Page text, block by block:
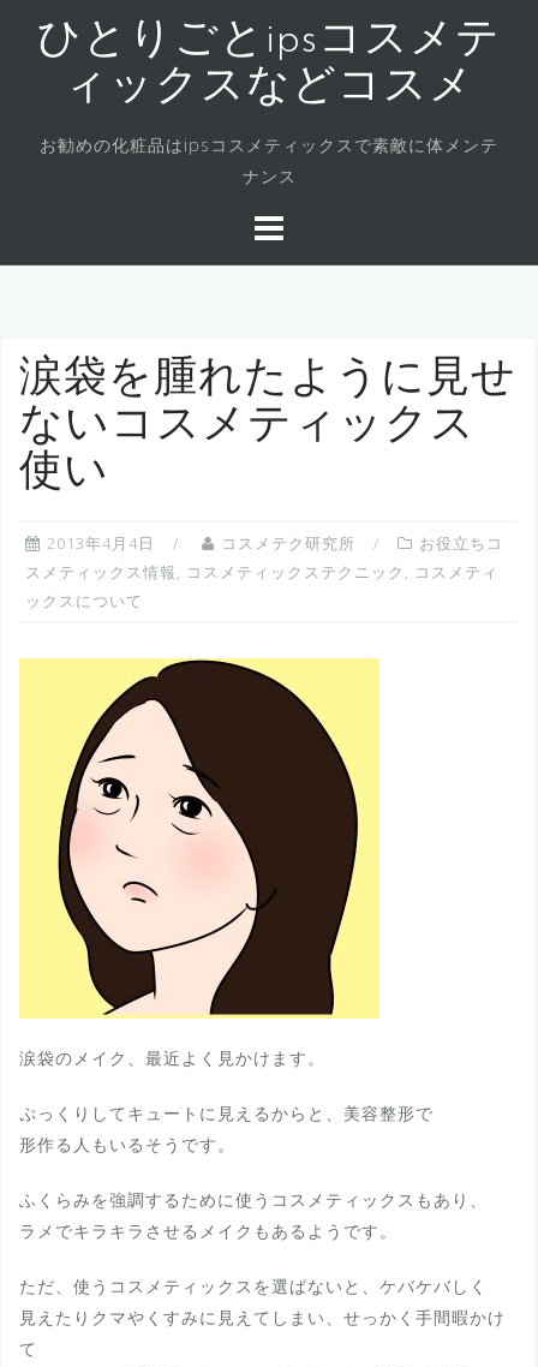
ッ
ひとりごとipsコスメテ
ィックスなどコスメ
お勧めの化粧品はipsコスメティックスで素敵に体メンテ
ナンス
涙袋を腫れたように見せ
ないコスメティックス
使い
2013年4月4日 コスメテク研究所
お役立ちコ
スメティックス情報, コスメティックステクニック , コスメティ
ックスについて
涙袋のメイク、最近よく見かけます。
ぷっくりしてキュートに見えるからと、美容整形で
形作る人もいるそうです。
ふくらみを強調するために使うコスメティックスもあり、
ラメでキラキラさせるメイクもあるようです。
ただ、使うコスメティックスを選ばないと、ケバケバしく
見えたりクマやくすみに見えてしまい、せっかく手間暇かけ
て